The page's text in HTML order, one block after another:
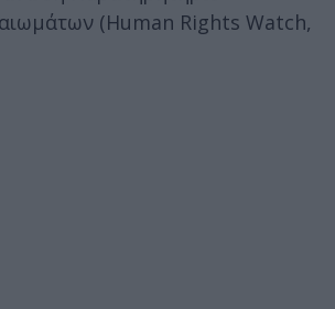
(Human Rights Watch,